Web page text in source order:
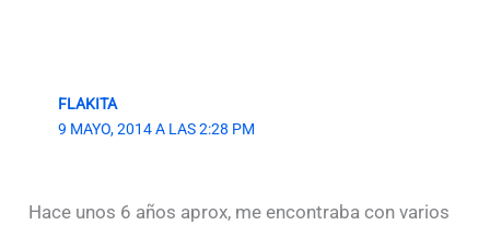
FLAKITA
9 MAYO, 2014 A LAS 2:28 PM
Hace unos 6 años aprox, me encontraba con varios